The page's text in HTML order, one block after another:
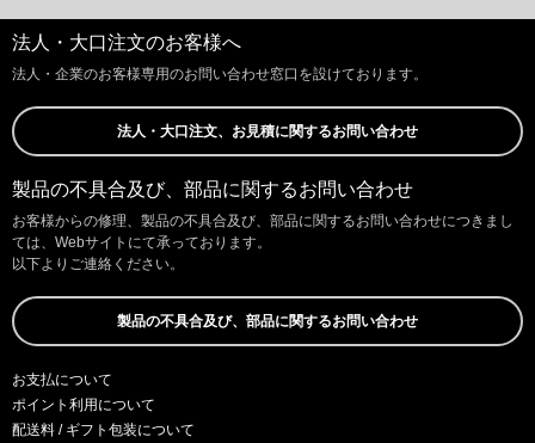
法人・大口注文のお客様へ
法人・企業のお客様専用のお問い合わせ窓口を設けております。
法人・大口注文、お見積に関するお問い合わせ
製品の不具合及び、部品に関するお問い合わせ
お客様からの修理、製品の不具合及び、部品に関するお問い合わせにつきまし
ては、Webサイトにて承っております。
以下よりご連絡ください。
製品の不具合及び、部品に関するお問い合わせ
お支払について
ポイント利用について
配送料 / ギフト包装について